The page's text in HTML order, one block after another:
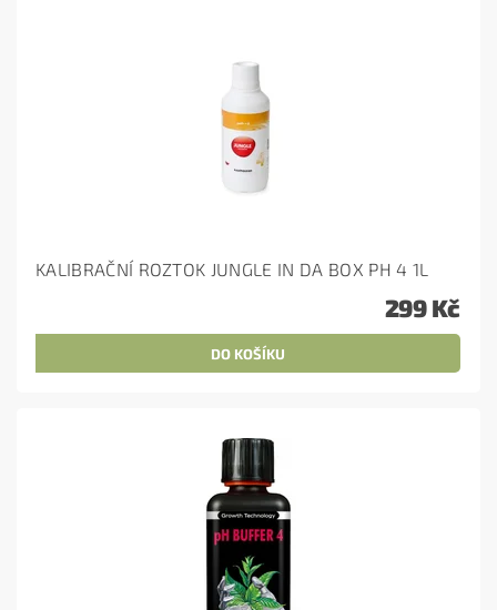
KALIBRAČNÍ ROZTOK JUNGLE IN DA BOX PH 4 1L
299 Kč